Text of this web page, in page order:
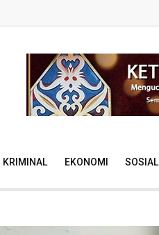
KRIMINAL EKONOMI SOSIAL